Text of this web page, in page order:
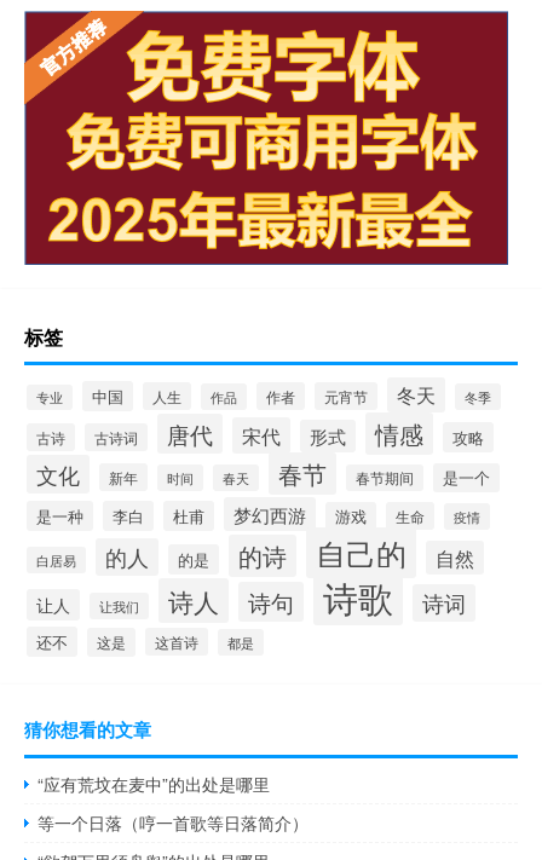
标签
专业 中国 人生 作品 作者 元宵节 冬天 冬季
古诗 古诗词 唐代 宋代 形式 情感 攻略
文化 新年 时间 春天 春节 春节期间 是一个
是一种 李白 杜甫 梦幻西游 游戏 生命 疫情
白居易 的人 的是 的诗 自己的 自然
让人 让我们 诗人 诗句 诗歌 诗词
还不 这是 这首诗 都是
猜你想看的文章
“应有荒坟在麦中”的出处是哪里
等一个日落（哼一首歌等日落简介）